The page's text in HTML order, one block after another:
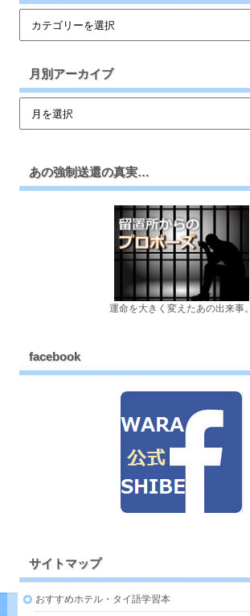
月別アーカイブ
あの強制送還の真実…
運命を大きく変えたあの出来事。
facebook
サイトマップ
おすすめホテル・タイ語学習本